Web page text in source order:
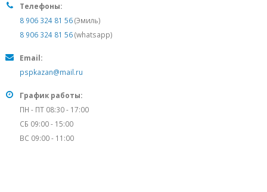
Телефоны:
8 906 324 81 56(Эмиль)
8 906 324 81 56(whatsapp)
Email:
pspkazan@mail.ru
График работы:
ПН - ПТ 08:30 - 17:00
СБ 09:00 - 15:00
ВС 09:00 - 11:00